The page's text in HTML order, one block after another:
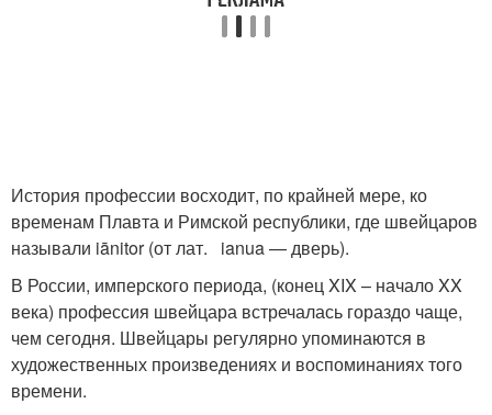
История профессии восходит, по крайней мере, ко
временам Плавта и Римской республики, где швейцаров
называли iānitor (от лат. ianua — дверь).
В России, имперского периода, (конец XIX – начало XX
века) профессия швейцара встречалась гораздо чаще,
чем сегодня. Швейцары регулярно упоминаются в
художественных произведениях и воспоминаниях того
времени.